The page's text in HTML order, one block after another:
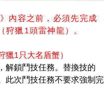
內容之前，必須先完成
獵1頭雷神龍）。
1只大名盾蟹）
解鎖鬥技任務。替換技的
此次鬥技任務不要求強制完